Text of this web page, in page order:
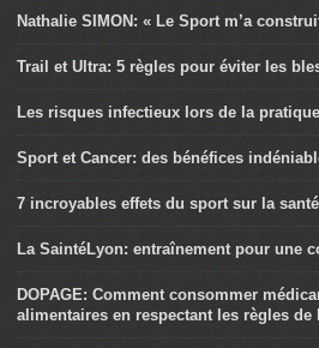
Nathalie SIMON: « Le Sport m’a
Trail et Ultra: 5 règles pour éviter les
Les risques infectieux lors de la
Sport et Cancer: des bénéfices
7 incroyables effets du sport sur la
La SaintéLyon: entraînement pour une
DOPAGE: Comment consommer
alimentaires en respectant les règles de